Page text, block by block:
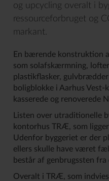
og upcycling overalt i
ressourceforbruget og
markant.
En bærende konstruktion
som solafskærmning,
plastikflasker,
boligblokke i Aarhus
kasserede og renoverede
Listen over utraditionelle
kontorhus TRÆ, som
Udenfor byggeriet er der
ellers skulle have været
består af genbrugssten
Overalt i TRÆ, som